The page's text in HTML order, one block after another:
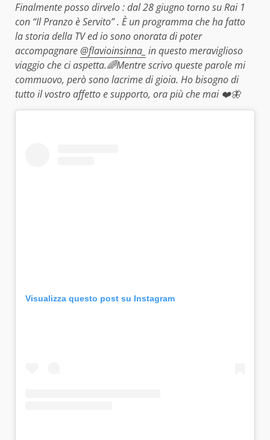
Finalmente posso dirvelo : dal 28 giugno torno su Rai 1
con “Il Pranzo è Servito” . È un programma che ha fatto
la storia della TV ed io sono onorata di poter
accompagnare @flavioinsinna_ in questo meraviglioso
viaggio che ci aspetta.🌈Mentre scrivo queste parole mi
commuovo, però sono lacrime di gioia. Ho bisogno di
tutto il vostro affetto e supporto, ora più che mai ❤️🦋
Visualizza questo post su Instagram